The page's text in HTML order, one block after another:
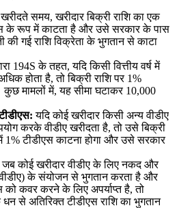
खरीदते समय, खरीदार बिक्री राशि का एक
के रूप में काटता है और उसे सरकार के पास
की गई राशि विक्रेता के भुगतान से काटा
194S के तहत, यदि किसी वित्तीय वर्ष में
होता है, तो बिक्री राशि पर 1%
कुछ मामलों में, यह सीमा घटाकर 10,000
यदि कोई खरीदार किसी अन्य वीडीए
करके वीडीए खरीदता है, तो उसे बिक्री
टीडीएस काटना होगा और उसे सरकार
जब कोई खरीदार वीडीए के लिए नकद और
के संयोजन से भुगतान करता है और
को कवर करने के लिए अपर्याप्त है, तो
से अतिरिक्त टीडीएस राशि का भुगतान